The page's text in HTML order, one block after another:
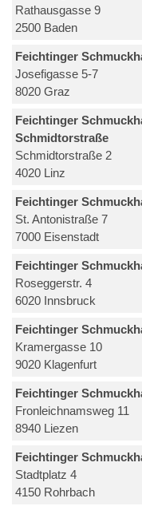
Rathausgasse 9
2500 Baden
Feichtinger
Josefigasse 5-7
8020 Graz
Feichtinger
Schmidtorstraße
Schmidtorstraße 2
4020 Linz
Feichtinger
St. Antonistraße 7
7000 Eisenstadt
Feichtinger
Roseggerstr. 4
6020 Innsbruck
Feichtinger
Kramergasse 10
9020 Klagenfurt
Feichtinger
Fronleichnamsweg 11
8940 Liezen
Feichtinger
Stadtplatz 4
4150 Rohrbach